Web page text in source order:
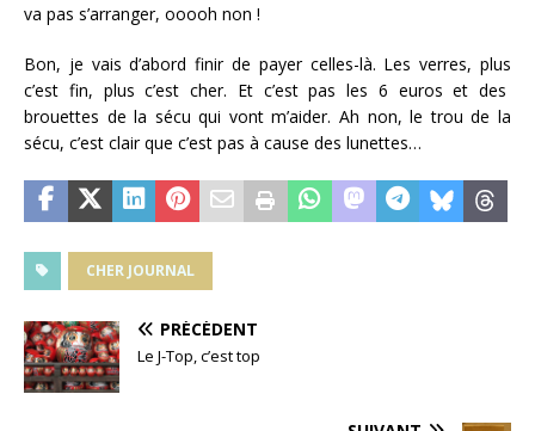
va pas s’arranger, ooooh non !
Bon, je vais d’abord finir de payer celles-là. Les verres, plus
c’est fin, plus c’est cher. Et c’est pas les 6 euros et des
brouettes de la sécu qui vont m’aider. Ah non, le trou de la
sécu, c’est clair que c’est pas à cause des lunettes…
CHER JOURNAL
PRÉCÉDENT
Le J-Top, c’est top